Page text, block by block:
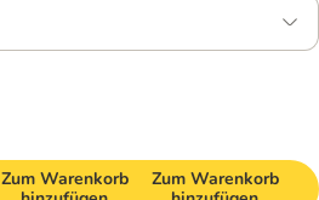
Zum Warenkorb
Zum Warenkorb